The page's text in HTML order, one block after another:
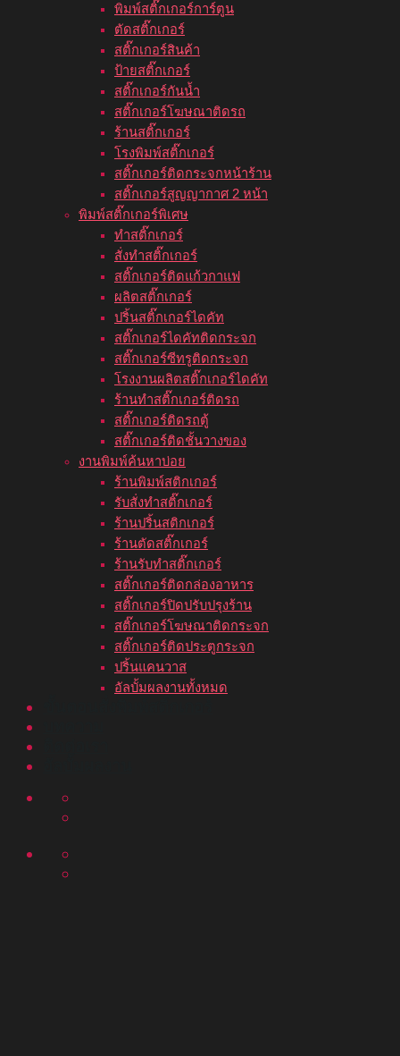
พิมพ์สติ๊กเกอร์การ์ตูน
ตัดสติ๊กเกอร์
สติ๊กเกอร์สินค้า
ป้ายสติ๊กเกอร์
สติ๊กเกอร์กันน้ำ
สติ๊กเกอร์โฆษณาติดรถ
ร้านสติ๊กเกอร์
โรงพิมพ์สติ๊กเกอร์
สติ๊กเกอร์ติดกระจกหน้าร้าน
สติ๊กเกอร์สูญญากาศ 2 หน้า
พิมพ์สติ๊กเกอร์พิเศษ
ทำสติ๊กเกอร์
สั่งทำสติ๊กเกอร์
สติ๊กเกอร์ติดแก้วกาแฟ
ผลิตสติ๊กเกอร์
ปริ้นสติ๊กเกอร์ไดคัท
สติ๊กเกอร์ไดคัทติดกระจก
สติ๊กเกอร์ซีทรูติดกระจก
โรงงานผลิตสติ๊กเกอร์ไดคัท
ร้านทำสติ๊กเกอร์ติดรถ
สติ๊กเกอร์ติดรถตู้
สติ๊กเกอร์ติดชั้นวางของ
งานพิมพ์ค้นหาบ่อย
ร้านพิมพ์สติกเกอร์
รับสั่งทำสติ๊กเกอร์
ร้านปริ้นสติกเกอร์
ร้านตัดสติ๊กเกอร์
ร้านรับทำสติ๊กเกอร์
สติ๊กเกอร์ติดกล่องอาหาร
สติ๊กเกอร์ปิดปรับปรุงร้าน
สติ๊กเกอร์โฆษณาติดกระจก
สติ๊กเกอร์ติดประตูกระจก
ปริ้นแคนวาส
อัลบั้มผลงานทั้งหมด